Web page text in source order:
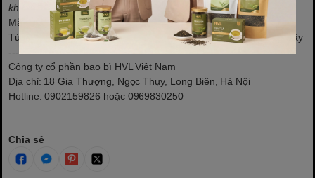
khách hàng những sản phẩm chất lượng cao.
Mẫu 100 túi lọc trà giá rẻ, chất lượng cao
Túi lọc trà đang được ưa chuộng nhất hiện nay: tham khảo tại đây
----------------------------------------------------------------------------
Công ty cổ phần bao bì HVL Việt Nam
Địa chỉ: 18 Gia Thượng, Ngọc Thụy, Long Biên, Hà Nội
Hotline: 0902159826 hoặc 0969830250
Chia sẻ